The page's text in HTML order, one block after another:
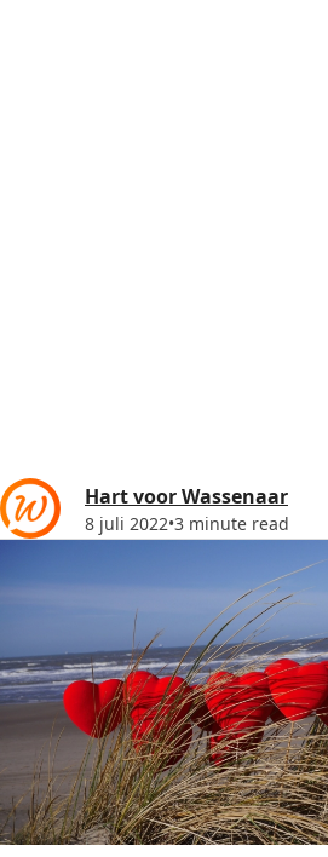
Hart voor Wassenaar
8 juli 2022•3 minute read